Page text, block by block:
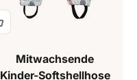
Mitwachsende
Kinder-Softshellhose